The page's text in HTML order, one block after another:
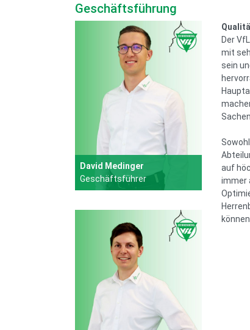
Geschäftsführung
David Medinger
Geschäftsführer
Der
mit
sein
auf
immer
können.